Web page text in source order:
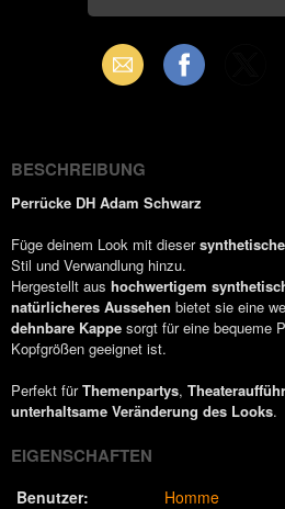
Email Facebook
BESCHREIBUNG
Perrücke DH Adam Schwarz
Füge deinem Look mit dieser
Stil und Verwandlung hinzu.
Hergestellt aus hochwertigem
natürlicheres Aussehen bietet sie eine
dehnbare Kappe sorgt für eine bequeme
Kopfgrößen geeignet ist.
Perfekt fürThemenpartys,
unterhaltsame Veränderung des Looks.
EIGENSCHAFTEN
Benutzer:
Homme